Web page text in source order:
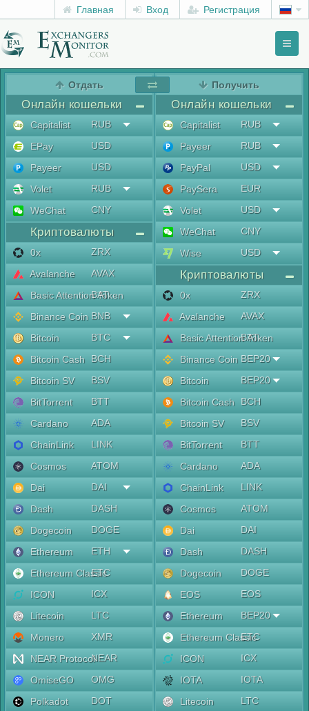
Главная Вход Регистрация
Отдать
Онлайн кошельки
Capitalist
RUB
EPay
USD
Payeer
USD
Volet
RUB
WeChat
CNY
Криптовалюты
0x
ZRX
Avalanche
AVAX
Basic Attention Token
BAT
Binance Coin BNB
Bitcoin
BTC
Bitcoin Cash
BCH
Bitcoin SV
BSV
BitTorrent
BTT
Cardano
ADA
ChainLink
LINK
Cosmos
ATOM
Dai
DAI
Dash
DASH
Dogecoin
DOGE
Ethereum
ETH
Ethereum Classic
ETC
ICON
ICX
Litecoin
LTC
Monero
XMR
NEAR ProtocolNEAR
OmiseGO
OMG
Polkadot
DOT
Получить
Онлайн кошельки
Capitalist
RUB
Payeer
RUB
PayPal
USD
PaySera
EUR
Volet
USD
WeChat
CNY
Wise
USD
Криптовалюты
0x
ZRX
Avalanche
AVAX
Basic Attention Token
BAT
Binance Coin BEP20
Bitcoin
BEP20
Bitcoin Cash
BCH
Bitcoin SV
BSV
BitTorrent
BTT
Cardano
ADA
ChainLink
LINK
Cosmos
ATOM
Dai
DAI
Dash
DASH
Dogecoin
DOGE
EOS
EOS
Ethereum
BEP20
Ethereum Classic
ETC
ICON
ICX
IOTA
IOTA
Litecoin
LTC